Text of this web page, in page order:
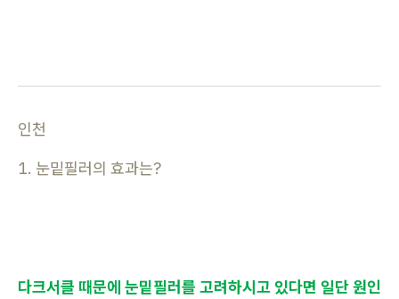
인천
1. 눈밑필러의 효과는?
다크서클 때문에 눈밑필러를 고려하시고 있다면 일단 원인